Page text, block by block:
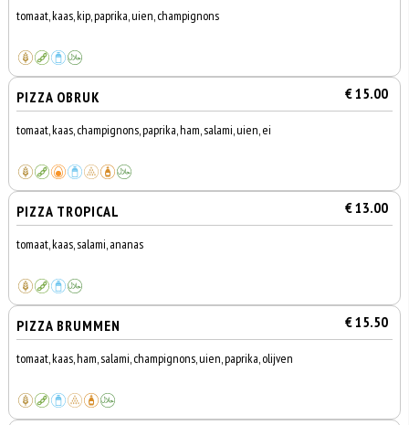
tomaat, kaas, kip, paprika, uien, champignons
PIZZA OBRUK € 15.00
tomaat, kaas, champignons, paprika, ham, salami, uien, ei
PIZZA TROPICAL € 13.00
tomaat, kaas, salami, ananas
PIZZA BRUMMEN € 15.50
tomaat, kaas, ham, salami, champignons, uien, paprika, olijven